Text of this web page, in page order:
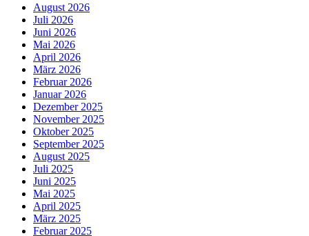
August 2026
Juli 2026
Juni 2026
Mai 2026
April 2026
März 2026
Februar 2026
Januar 2026
Dezember 2025
November 2025
Oktober 2025
September 2025
August 2025
Juli 2025
Juni 2025
Mai 2025
April 2025
März 2025
Februar 2025